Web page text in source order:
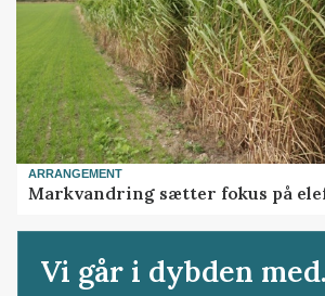
ARRANGEMENT
Markvandring sætter fokus på
Vi går i dybden